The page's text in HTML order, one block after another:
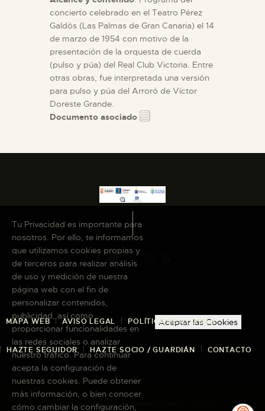
concierto celebrado en el Teatro Pérez
Galdós (Las Palmas de Gran Canaria) el 14
de marzo de 1954 con motivo de la
presentación de la orquesta de cuerda
(pulso y púa) del Real Club Victoria. Entre
otras obras, fue interpretada una versión
para pulso y púa del Arroró de Víctor
Doreste Grande.
Documento asociado
MAPA WEB AVISO LEGAL POLÍTICA DE COOKIES
HAZTE SEGUIDOR HAZTE SOCIO / GUARDIÁN CONTACTO
Copyright © 2026 El Museo Canario · Todos
Tu Privacidad es importante para
nosotros. Por ello, te informamos
que utilizamos cookies propias y
de terceros para realizar análisis
de uso y medición de nuestra
página web con el fin de
personalizar contenidos,
publicidad, así como
proporcionar funcionalidades en
las redes sociales o analizar
nuestro tráfico. Para continuar
acepta la configuración de
nuestras cookies. Puede obtener
más información, o bien conocer
cómo cambiar la configuración,
Aceptar las Cookies